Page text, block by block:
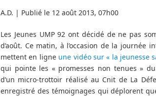
A.D. | Publié le 12 août 2013, 07h00
Les Jeunes UMP 92 ont décidé de ne pas
d’août. Ce matin, à l’occasion de la journée
mettent en ligne une vidéo sur « la jeunesse
qui pointe les « promesses non tenues »
d’un micro-trottoir réalisé au Cnit de La
enregistré des témoignages qui déplorent